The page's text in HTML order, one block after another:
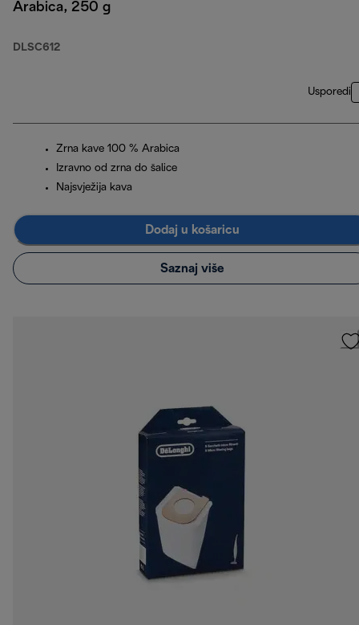
Arabica, 250 g
DLSC612
Usporedi
Zrna kave 100 % Arabica
Izravno od zrna do šalice
Najsvježija kava
Dodaj u košaricu
Saznaj više